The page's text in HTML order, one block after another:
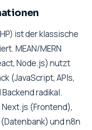
ist der klassische
MEAN/MERN
Node.js) nutzt
(JavaScript, APIs,
radikal.
Next.js (Frontend),
und n8n